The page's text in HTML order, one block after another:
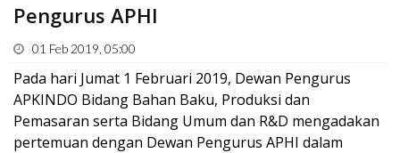
Pengurus APHI
01 Feb 2019, 05:00
Pada hari Jumat 1 Februari 2019, Dewan Pengurus
APKINDO Bidang Bahan Baku, Produksi dan
Pemasaran serta Bidang Umum dan R&D mengadakan
pertemuan dengan Dewan Pengurus APHI dalam